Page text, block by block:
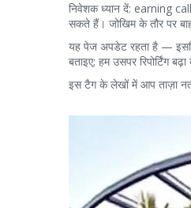
निवेशक ध्यान दें: earning
सकते हैं। जोखिम के तौर पर
यह पेज अपडेट रहता है —
बताइए; हम उसपर रिपोर्टिंग बढ़ा
इस टैग के लेखों में आप ताज़ा